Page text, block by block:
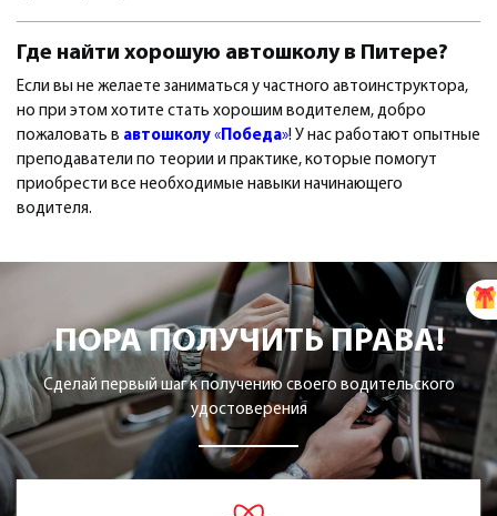
Где найти хорошую автошколув Питере?
Если вы не желаете заниматься у частного автоинструктора,
но при этом хотите стать хорошим водителем, добро
пожаловать в автошколу «Победа»! У нас работают опытные
преподаватели по теории и практике, которые помогут
приобрести все необходимые навыки начинающего
водителя.
ПОРА ПОЛУЧИТЬ ПРАВА!
Сделай первый шаг к получению своего водительского
удостоверения